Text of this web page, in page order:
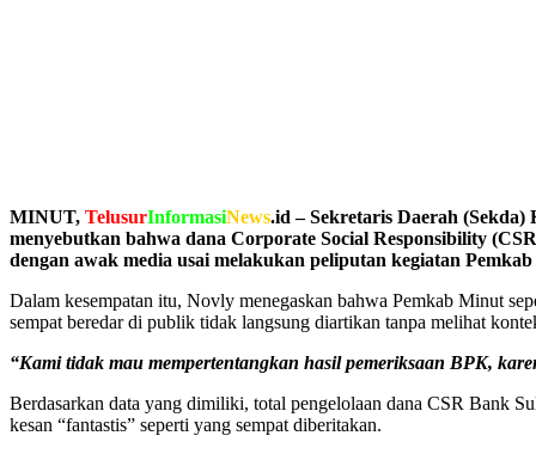
MINUT, TelusurInformasiNews.id – Sekretaris Daerah
menyebutkan bahwa dana Corporate Social Responsibility
dengan awak media usai melakukan peliputan kegiatan
Dalam kesempatan itu, Novly menegaskan bahwa Pemkab Minut
sempat beredar di publik tidak langsung diartikan tanpa melihat
“Kami tidak mau mempertentangkan hasil pemeriksaan BPK,
Berdasarkan data yang dimiliki, total pengelolaan dana CSR Bank
kesan “fantastis” seperti yang sempat diberitakan.